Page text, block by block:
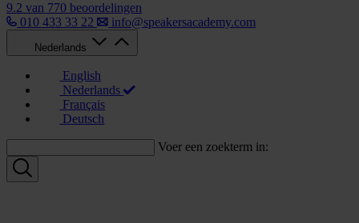
9.2 van 770 beoordelingen
010 433 33 22
info@speakersacademy.com
Nederlands
English
Nederlands
Français
Deutsch
Voer een zoekterm in: